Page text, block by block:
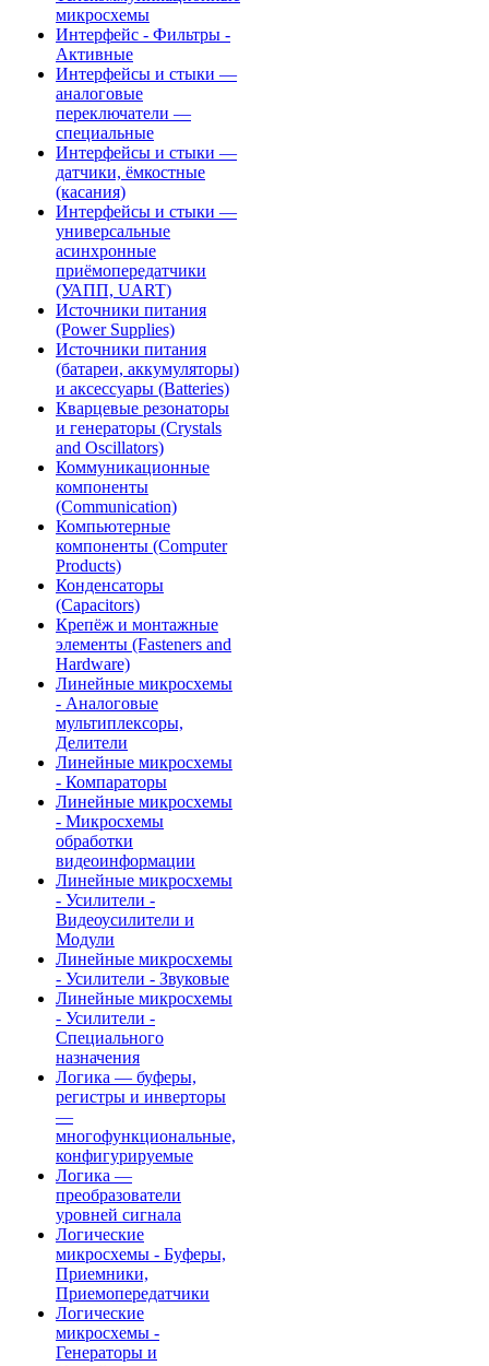
микросхемы
Интерфейс - Фильтры -
Активные
Интерфейсы и стыки —
аналоговые
переключатели —
специальные
Интерфейсы и стыки —
датчики, ёмкостные
(касания)
Интерфейсы и стыки —
универсальные
асинхронные
приёмопередатчики
(УАПП, UART)
Источники питания
(Power Supplies)
Источники питания
(батареи, аккумуляторы)
и аксессуары (Batteries)
Кварцевые резонаторы
и генераторы (Crystals
and Oscillators)
Коммуникационные
компоненты
(Communication)
Компьютерные
компоненты (Computer
Products)
Конденсаторы
(Capacitors)
Крепёж и монтажные
элементы (Fasteners and
Hardware)
Линейные микросхемы
- Аналоговые
мультиплексоры,
Делители
Линейные микросхемы
- Компараторы
Линейные микросхемы
- Микросхемы
обработки
видеоинформации
Линейные микросхемы
- Усилители -
Видеоусилители и
Модули
Линейные микросхемы
- Усилители - Звуковые
Линейные микросхемы
- Усилители -
Специального
назначения
Логика — буферы,
регистры и инверторы
—
многофункциональные,
конфигурируемые
Логика —
преобразователи
уровней сигнала
Логические
микросхемы - Буферы,
Приемники,
Приемопередатчики
Логические
микросхемы -
Генераторы и